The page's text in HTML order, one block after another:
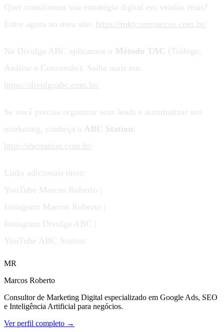
Quer transformar sua estratégia digital em vendas reais?
Entre agora no meu site: https://mktcommarcos.com.br/
Na Divulga ABC aplicamos o Método TAC (Tráfego,
Análise e Conversão). Saiba mais em:
https://divulgaabc.com.br/
Se você precisa organizar seus leads e automatizar seu
marketing, conheça a ABC Station:
http://abcstation.com.br/
Links adicionais úteis:
YouTube Marcos Roberto |
Instagram Marcos Roberto |
Instagram Divulga ABC |
YouTube ABC Station
MR
Marcos Roberto
Consultor de Marketing Digital especializado em Google Ads, SEO
e Inteligência Artificial para negócios.
Ver perfil completo →